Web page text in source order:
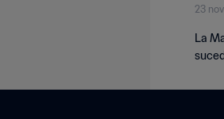
23
La